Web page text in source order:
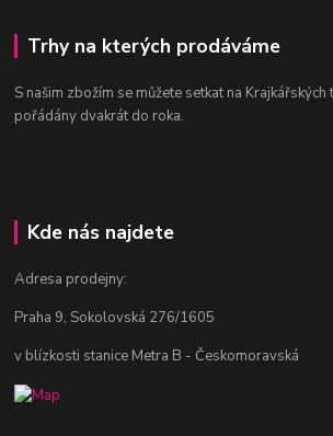
Trhy na kterých prodáváme
S našim zbožím se můžete setkat na Krajkářských
pořádány dvakrát do roka.
Kde nás najdete
Adresa prodejny:
Praha 9, Sokolovská 276/1605
v blízkosti stanice Metra B - Českomoravská